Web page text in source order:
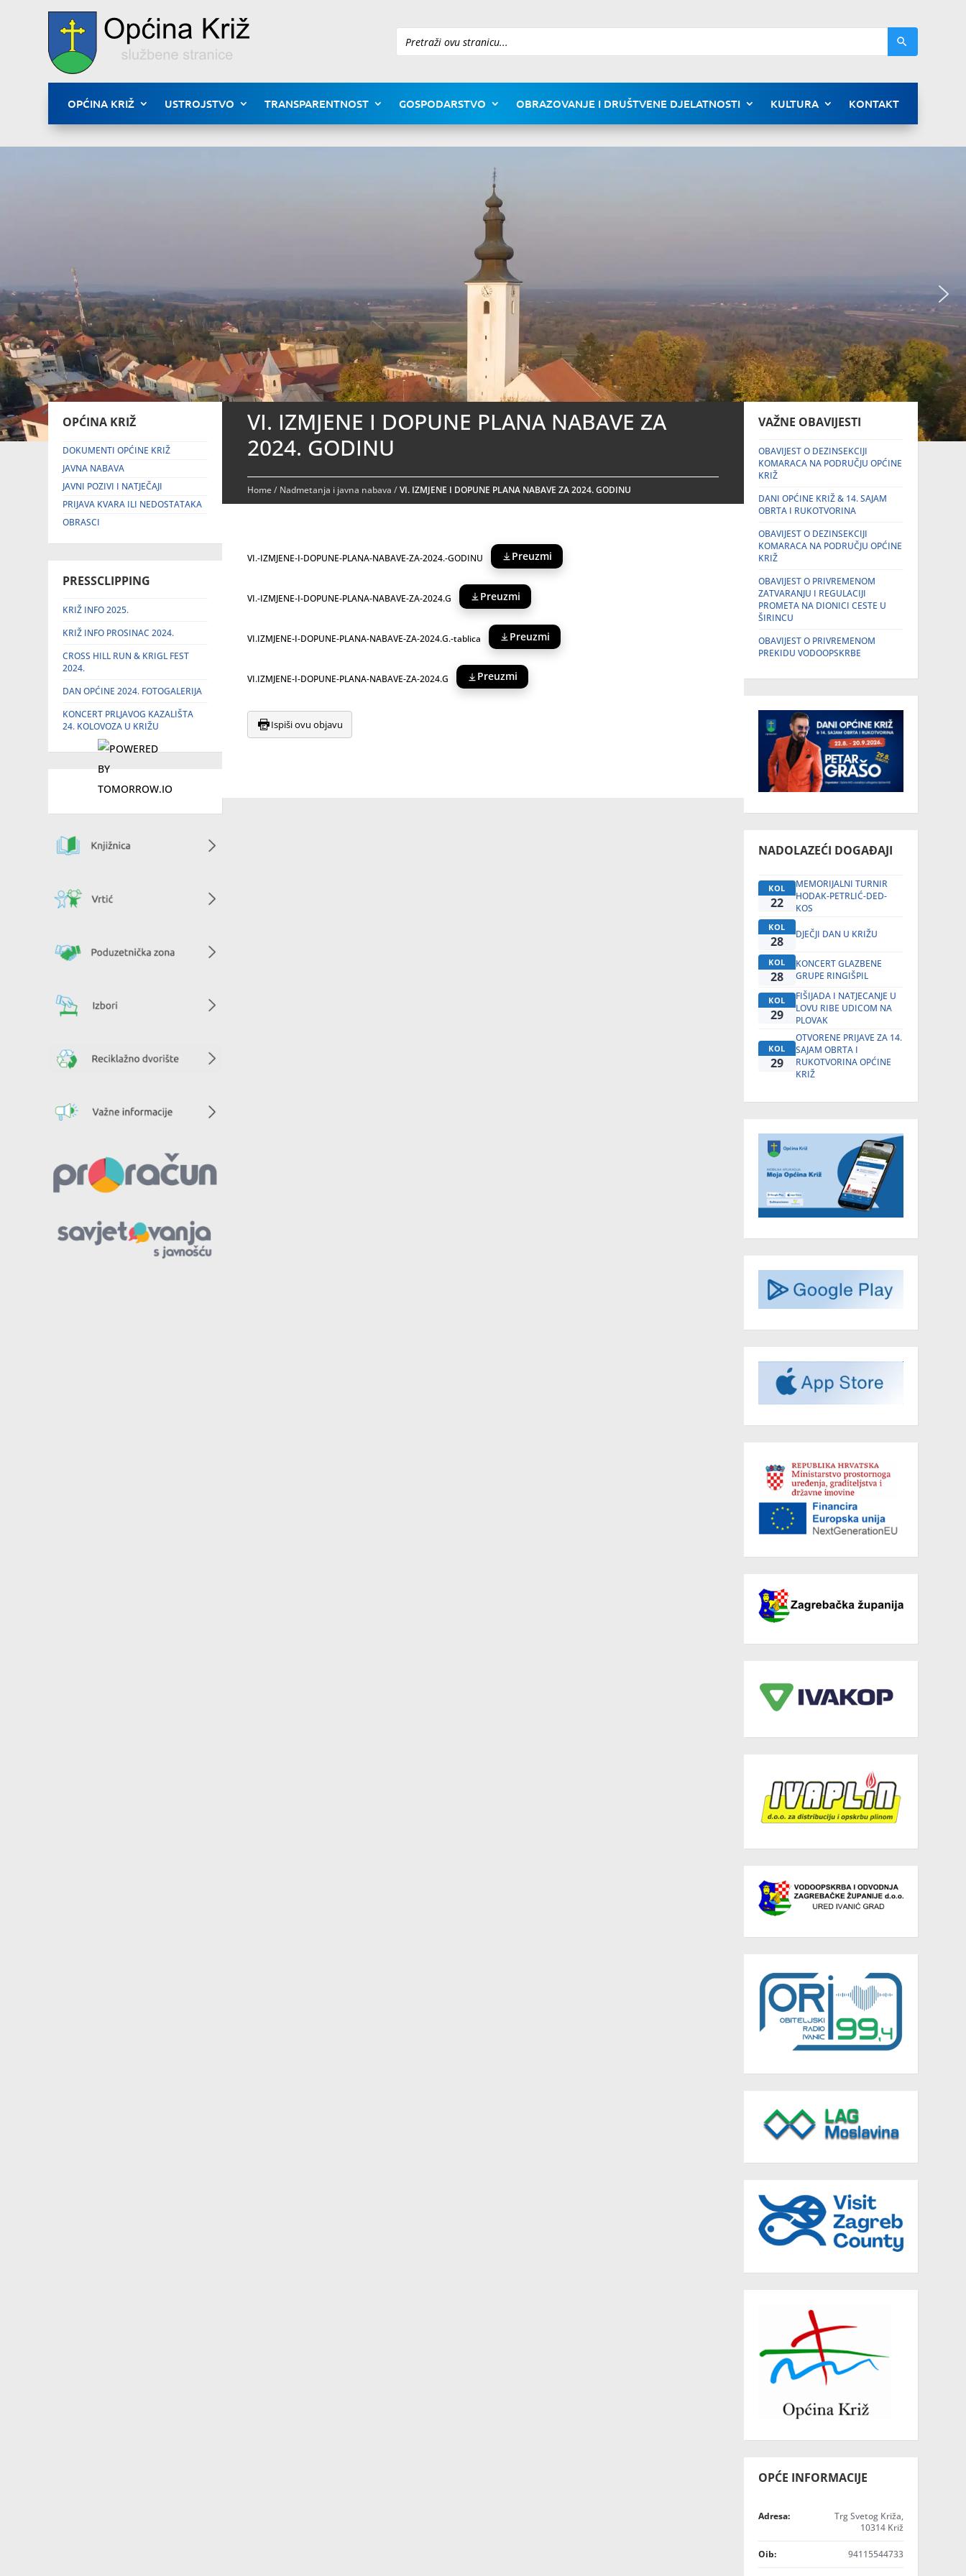
Pretraži
OPĆINA KRIŽ USTROJSTVO TRANSPARENTNOST GOSPODARSTVO OBRAZOVANJE I DRUŠTVENE DJELATNOSTI KULTURA KONTAKT
OPĆINA KRIŽ
DOKUMENTI OPĆINE KRIŽ
JAVNA NABAVA
JAVNI POZIVI I NATJEČAJI
PRIJAVA KVARA ILI NEDOSTATAKA
OBRASCI
PRESSCLIPPING
KRIŽ INFO 2025.
KRIŽ INFO PROSINAC 2024.
CROSS HILL RUN & KRIGL FEST
2024.
DAN OPĆINE 2024. FOTOGALERIJA
KONCERT PRLJAVOG KAZALIŠTA
24. KOLOVOZA U KRIŽU
VI. IZMJENE I DOPUNE PLANA NABAVE ZA
2024. GODINU
Home/ Nadmetanja i javna nabava /VI. IZMJENE I DOPUNE PLANA NABAVE ZA 2024. GODINU
VI.-IZMJENE-I-DOPUNE-PLANA-NABAVE-ZA-2024.-GODINU Preuzmi
VI.-IZMJENE-I-DOPUNE-PLANA-NABAVE-ZA-2024.G Preuzmi
VI.IZMJENE-I-DOPUNE-PLANA-NABAVE-ZA-2024.G.-tablica Preuzmi
VI.IZMJENE-I-DOPUNE-PLANA-NABAVE-ZA-2024.G Preuzmi
Ispiši ovu objavu
VAŽNE OBAVIJESTI
OBAVIJEST O DEZINSEKCIJI
KOMARACA NA PODRUČJU OPĆINE
KRIŽ
DANI OPĆINE KRIŽ & 14. SAJAM
OBRTA I RUKOTVORINA
OBAVIJEST O DEZINSEKCIJI
KOMARACA NA PODRUČJU OPĆINE
KRIŽ
OBAVIJEST O PRIVREMENOM
ZATVARANJU I REGULACIJI
PROMETA NA DIONICI CESTE U
ŠIRINCU
OBAVIJEST O PRIVREMENOM
PREKIDU VODOOPSKRBE
NADOLAZEĆI DOGAĐAJI
KOL
22
MEMORIJALNI TURNIR
HODAK-PETRLIĆ-DED-
KOS
KOL
28 DJEČJI DAN U KRIŽU
KOL
28
KONCERT GLAZBENE
GRUPE RINGIŠPIL
KOL
29
FIŠIJADA I NATJECANJE U
LOVU RIBE UDICOM NA
PLOVAK
KOL
29
OTVORENE PRIJAVE ZA 14.
SAJAM OBRTA I
RUKOTVORINA OPĆINE
KRIŽ
OPĆE INFORMACIJE
Adresa:
Trg Svetog Križa,
10314 Križ
Oib: 94115544733